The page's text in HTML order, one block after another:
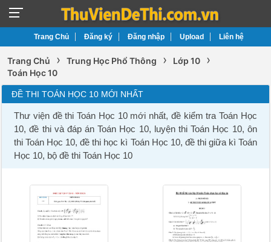
Trang Chủ Đăng ký Đăng nhập Upload Liên hệ
Trang Chủ › Trung Học Phổ Thông › Lớp 10 ›
Toán Học 10
ĐỀ THI TOÁN HỌC 10 MỚI NHẤT
Thư viện đề thi Toán Học 10 mới nhất, đề kiểm tra Toán Học
10, đề thi và đáp án Toán Học 10, luyện thi Toán Học 10, ôn
thi Toán Học 10, đề thi học kì Toán Học 10, đề thi giữa kì Toán
Học 10, bộ đề thi Toán Học 10